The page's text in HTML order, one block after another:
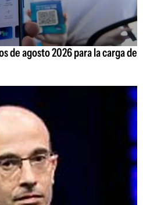
de agosto 2026 para la carga de